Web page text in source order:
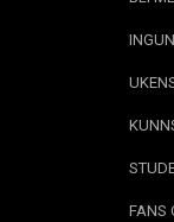
FANS